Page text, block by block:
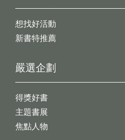
想找好活動
新書特推薦
嚴選企劃
得獎好書
主題書展
焦點人物